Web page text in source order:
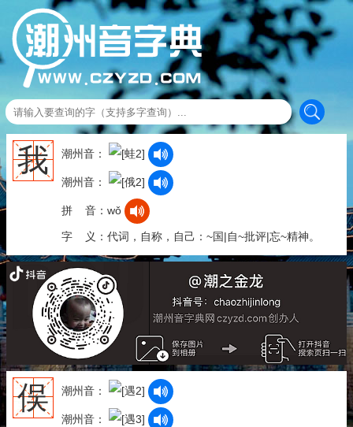
我 潮州音：
潮州音：
拼 音：wǒ
字 义：代词，自称，自己：~国|自~批评|忘~精神。
俣 潮州音：
潮州音：